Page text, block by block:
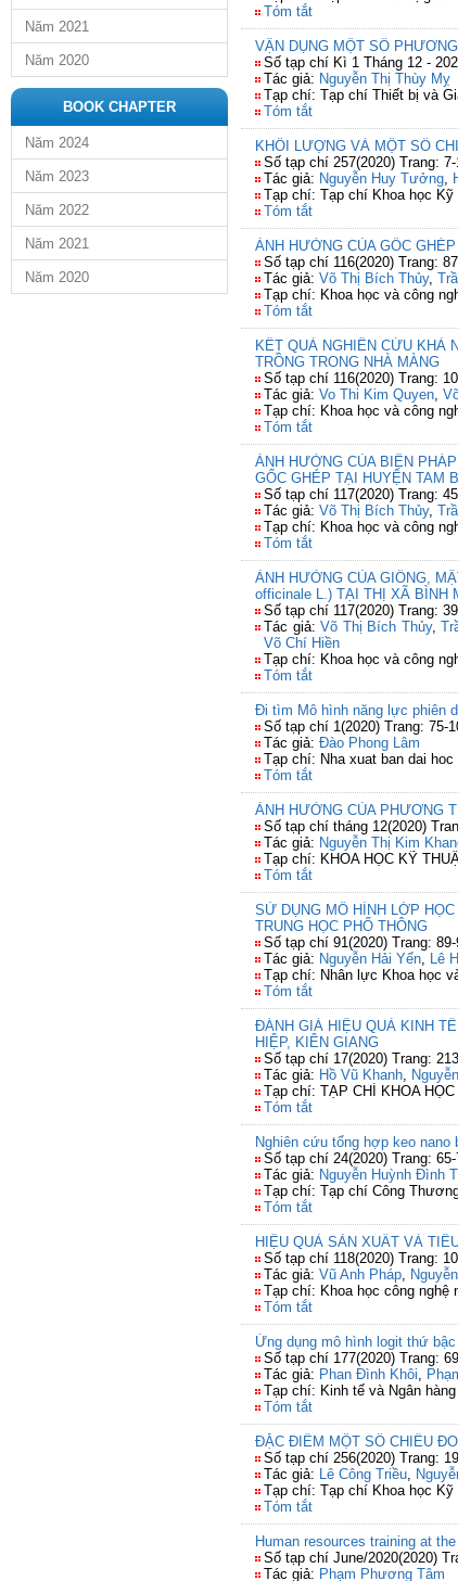
Năm 2021
Năm 2020
BOOK CHAPTER
Năm 2024
Năm 2023
Năm 2022
Năm 2021
Năm 2020
Tóm tắt
VẬN DỤNG MỘT SỐ
Số tạp chí Kì 1 Tháng 12 -
Tác giả: Nguyễn Thị Thùy Mỵ
Tạp chí: Tạp chí Thiết bị và
Tóm tắt
KHỐI LƯỢNG VÀ MỘT SỐ
Số tạp chí 257(2020) Trang: 7-
Tác giả: Nguyễn Huy Tưởng,
Tạp chí: Tạp chí Khoa học Kỹ
Tóm tắt
ẢNH HƯỞNG CỦA GỐC
Số tạp chí 116(2020) Trang:
Tác giả: Võ Thị Bích Thủy,
Tạp chí: Khoa học và công
Tóm tắt
KẾT QUẢ NGHIÊN CỨU KHẢ
TRỒNG TRONG NHÀ MÀNG
Số tạp chí 116(2020) Trang:
Tác giả: Vo Thi Kim Quyen,
Tạp chí: Khoa học và công
Tóm tắt
ẢNH HƯỞNG CỦA BIỆN
GỐC GHÉP TẠI HUYỆN TAM
Số tạp chí 117(2020) Trang:
Tác giả: Võ Thị Bích Thủy,
Tạp chí: Khoa học và công
Tóm tắt
ẢNH HƯỞNG CỦA GIỐNG,
officinale L.) TẠI THỊ XÃ BÌNH
Số tạp chí 117(2020) Trang:
Tác giả: Võ Thị Bích Thủy,
Võ Chí Hiền
Tạp chí: Khoa học và công
Tóm tắt
Đi tìm Mô hình năng lực phiên
Số tạp chí 1(2020) Trang: 75-
Tác giả: Đào Phong Lâm
Tạp chí: Nha xuat ban dai hoc
Tóm tắt
ẢNH HƯỞNG CỦA PHƯƠNG
Số tạp chí tháng 12(2020)
Tác giả: Nguyễn Thị Kim
Tạp chí: KHOA HỌC KỸ
Tóm tắt
SỬ DỤNG MÔ HÌNH LỚP
TRUNG HỌC PHỔ THÔNG
Số tạp chí 91(2020) Trang: 89-
Tác giả: Nguyễn Hải Yến, Lê
Tạp chí: Nhân lực Khoa học
Tóm tắt
ĐÁNH GIÁ HIỆU QUẢ KINH
HIỆP, KIÊN GIANG
Số tạp chí 17(2020) Trang:
Tác giả: Hồ Vũ Khanh,
Tạp chí: TẠP CHÍ KHOA
Tóm tắt
Nghiên cứu tổng hợp keo
Số tạp chí 24(2020) Trang: 65-
Tác giả: Nguyễn Huỳnh Đình
Tạp chí: Tạp chí Công
Tóm tắt
HIỆU QUẢ SẢN XUẤT VÀ
Số tạp chí 118(2020) Trang:
Tác giả: Vũ Anh Pháp,
Tạp chí: Khoa học công nghệ
Tóm tắt
Ứng dụng mô hình logit thứ
Số tạp chí 177(2020) Trang:
Tác giả: Phan Đình Khôi,
Tạp chí: Kinh tế và Ngân
Tóm tắt
ĐẶC ĐIỂM MỘT SỐ CHIỀU
Số tạp chí 256(2020) Trang:
Tác giả: Lê Công Triều,
Tạp chí: Tạp chí Khoa học Kỹ
Tóm tắt
Human resources training at
Số tạp chí June/2020(2020)
Tác giả: Phạm Phương Tâm